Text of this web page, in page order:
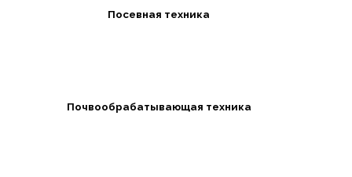
Посевная техника
Почвообрабатывающая техника